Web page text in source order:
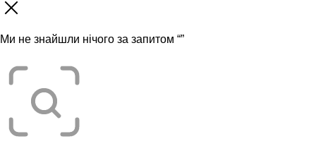
Ми не знайшли нічого за запитом “”